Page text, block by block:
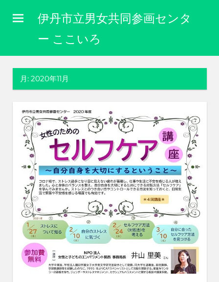
伊丹市立男女共同参画センタ
ー ここいろ
に
な
く
自
し
く
生
き
ら
れ
る
社
会
を、
月: 2020年11月